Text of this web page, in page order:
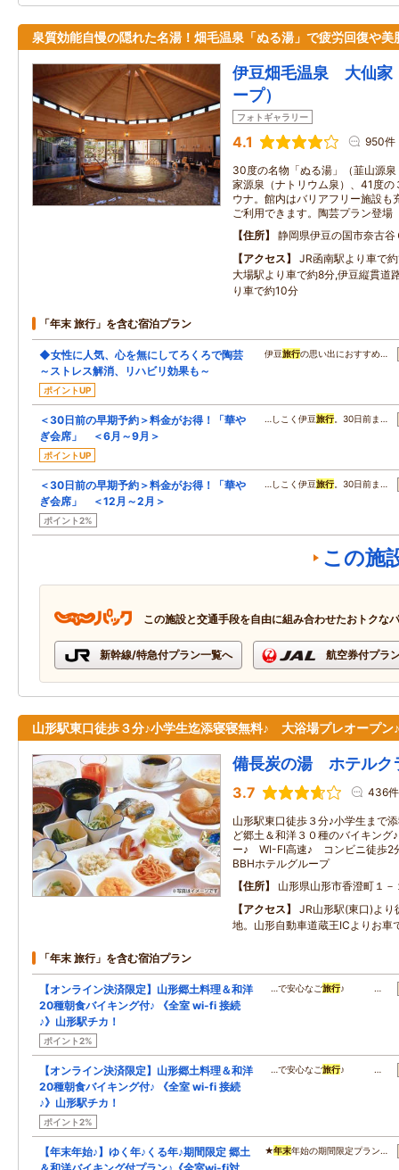
泉質効能自慢の隠れた名湯！畑毛温泉「ぬる湯」で疲労回復や
伊豆畑毛温泉 大仙家
ープ）
フォトギャラリー
4.1 950件
30度の名物「ぬる湯」（韮山源
家源泉（ナトリウム泉）、41度
ウナ。館内はバリアフリー施設も
ご利用できます。陶芸プラン登場
住所
静岡県伊豆の国市奈古谷
アクセス
JR函南駅より車で
大場駅より車で約8分,伊豆縦貫道
り車で約10分
「年末 旅行」を含む宿泊プラン
◆女性に人気、心を無にしてろくろで陶芸
～ストレス解消、リハビリ効果も～
ポイントUP
伊豆旅行の思い出におすすめ…
＜30日前の早期予約＞料金がお得！「華や
ぎ会席」 ＜6月～9月＞
ポイントUP
…しこく伊豆旅行。30日前ま…
＜30日前の早期予約＞料金がお得！「華や
ぎ会席」 ＜12月～2月＞
ポイント2%
…しこく伊豆旅行。30日前ま…
この施
この施設と交通手段を自由に組み合わせたおトクな
新幹線/特急付プラン一覧へ 航空券付プラ
山形駅東口徒歩３分♪小学生迄添寝寝無料♪ 大浴場プレオープン♪
備長炭の湯 ホテルク
3.7 436件
山形駅東口徒歩３分♪小学生まで
ど郷土＆和洋３０種のバイキング
ー♪ WI-FI高速♪ コンビニ徒歩2
BBHホテルグループ
住所
山形県山形市香澄町１－
アクセス
JR山形駅(東口)より
地。山形自動車道蔵王ICよりお車
「年末 旅行」を含む宿泊プラン
【オンライン決済限定】山形郷土料理＆和洋
20種朝食バイキング付♪ 《全室 wi-fi 接続
♪》山形駅チカ！
ポイント2%
…で安心なご旅行♪ …
【オンライン決済限定】山形郷土料理＆和洋
20種朝食バイキング付♪ 《全室 wi-fi 接続
♪》山形駅チカ！
ポイント2%
…で安心なご旅行♪ …
【年末年始♪】ゆく年♪くる年♪期間限定 郷土
★年末年始の期間限定プラン…